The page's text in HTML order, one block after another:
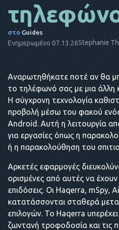
στο Guides
Ενημερωμένο 07.13.26Stephanie
Αναρωτηθήκατε ποτέ αν θα
το τηλέφωνό σας με μια
Η σύγχρονη τεχνολογία
προβολή μέσω του φακού
Android. Αυτή η λειτουργία
για εργασίες όπως η
ή η παρακολούθηση του
Αρκετές εφαρμογές
ορισμένες από αυτές να έχουν
επιδόσεις. Οι Haqerra, mSpy,
κατατάσσονται σταθερά
επιλογών. Το Haqerra
ζωντανή τροφοδοσία και τις